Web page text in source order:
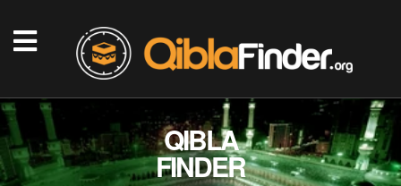
QIBLA
FINDER